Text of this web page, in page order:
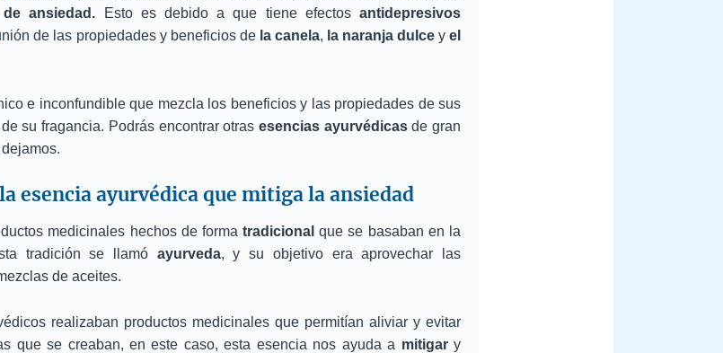
ansiedad. Esto es debido a que tiene efectosantidepresivos
de las propiedades y beneficios de la canela, la naranja dulceyel
e inconfundible que mezcla los beneficios y las propiedades de sus
su fragancia. Podrás encontrar otras esencias ayurvédicasde gran
esencia ayurvédica que mitiga la ansiedad
medicinales hechos de formatradicionalque se basaban en la
tradición se llamó ayurveda, y su objetivo era aprovechar las
de aceites.
realizaban productos medicinales que permitían aliviar y evitar
que se creaban, en este caso, esta esencia nos ayuda a mitigary